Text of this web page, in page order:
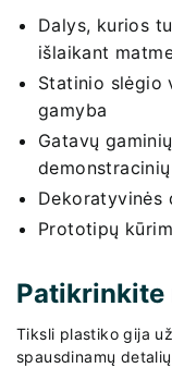
Dalys, kurios
išlaikant
Statinio slėgio
gamyba
Gatavų
Dekoratyvinės
Prototipų
Patikrinkite
Tiksli plastiko gija
spausdinamų